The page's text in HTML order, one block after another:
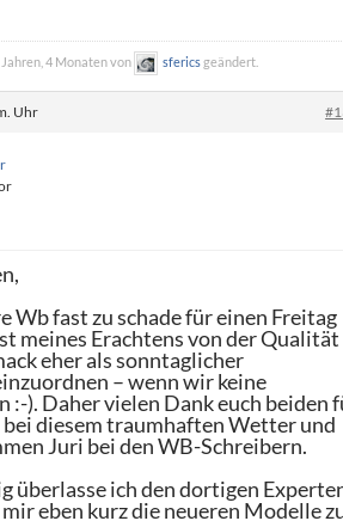
4 Monaten von sfericsgeändert.
Uhr
Wb fast zu schade für einen Freitag
meines Erachtens von der Qualität
eher als sonntaglicher
– wenn wir keine
:-). Daher vielen Dank euch beiden
bei diesem traumhaften Wetter und
Juri bei den WB-Schreibern.
überlasse ich den dortigen
eben kurz die neueren Modelle